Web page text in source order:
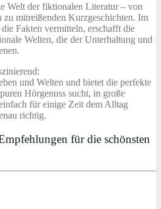
Welt der fiktionalen Literatur – von
zu mitreißenden Kurzgeschichten. Im
Fakten vermitteln, erschafft die
Welten, die der Unterhaltung und
und Welten und bietet die perfekte
Hörgenuss sucht, in große
für einige Zeit dem Alltag
richtig.
für die schönsten